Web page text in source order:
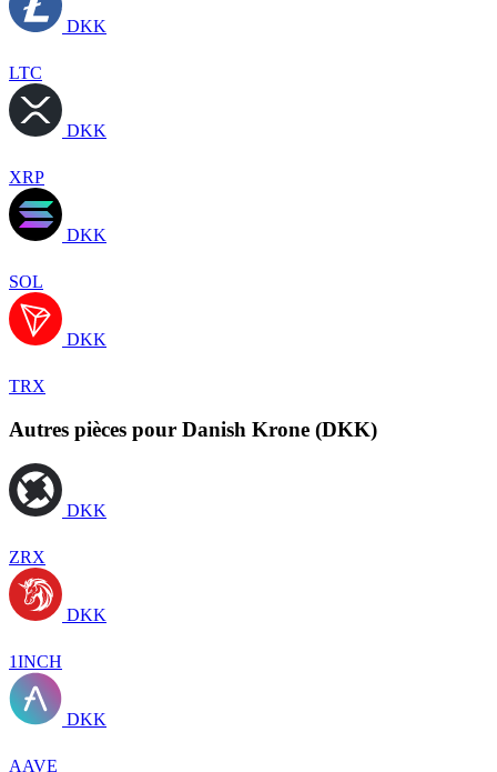
DKK
LTC
DKK
XRP
DKK
SOL
DKK
TRX
Autres pièces pour Danish Krone (DKK)
DKK
ZRX
DKK
1INCH
DKK
AAVE